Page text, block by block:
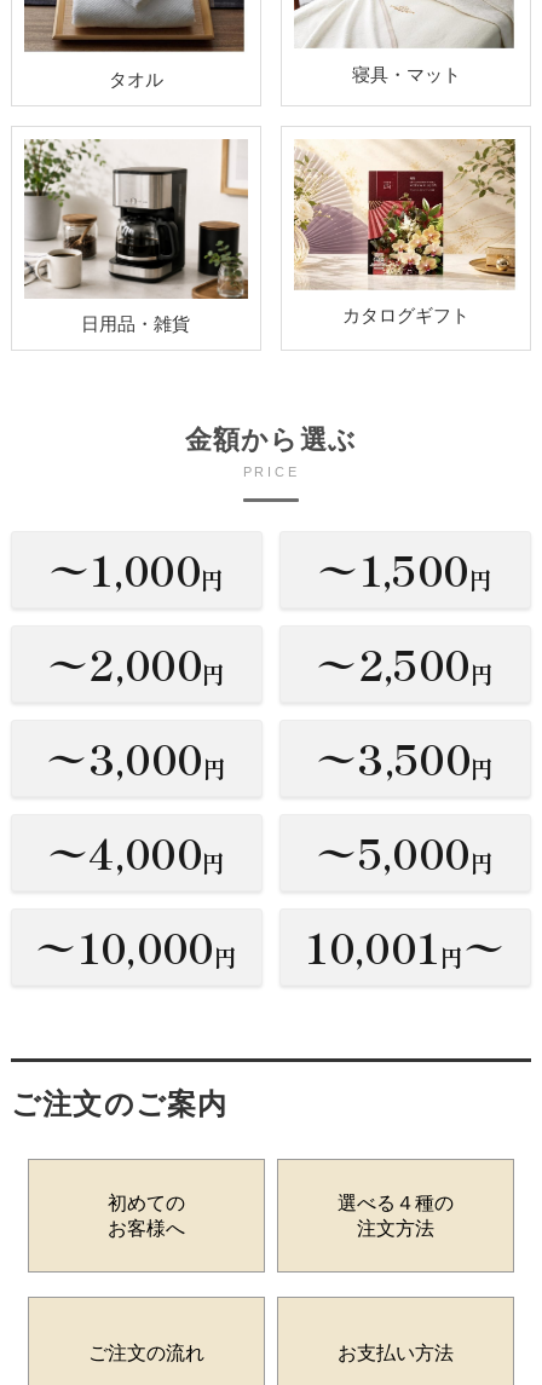
タオル 寝具・マット
日用品・雑貨 カタログギフト
金額から選ぶ
PRICE
〜1,000円 〜1,500円
〜2,000円 〜2,500円
〜3,000円 〜3,500円
〜4,000円 〜5,000円
〜10,000円 10,001円〜
ご注文のご案内
初めての
お客様へ
選べる４種の
注文方法
ご注文の流れ お支払い方法